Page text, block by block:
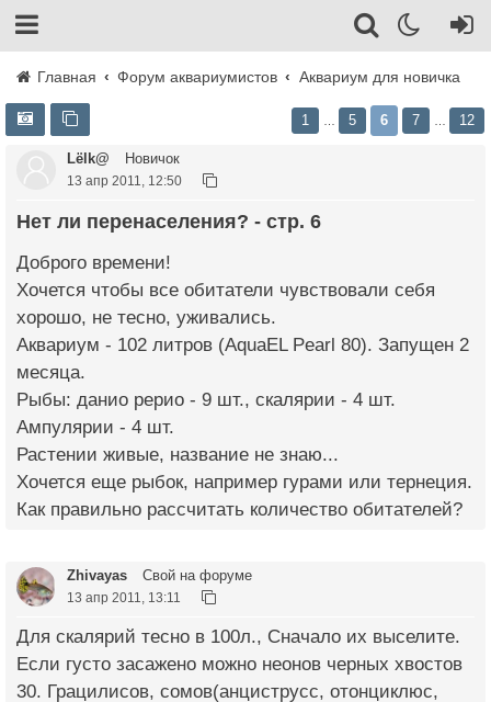
Главная Форум аквариумистов Аквариум для новичка
1 5 6 7 12
Lёlk@ Новичок
13 апр 2011, 12:50
Нет ли перенаселения? - стр. 6
Доброго времени!
Хочется чтобы все обитатели чувствовали себя
хорошо, не тесно, уживались.
Аквариум - 102 литров (AquaEL Pearl 80). Запущен 2
месяца.
Рыбы: данио рерио - 9 шт., скалярии - 4 шт.
Ампулярии - 4 шт.
Растении живые, название не знаю...
Хочется еще рыбок, например гурами или тернеция.
Как правильно рассчитать количество обитателей?
Zhivayas Свой на форуме
13 апр 2011, 13:11
Для скалярий тесно в 100л., Сначало их выселите.
Если густо засажено можно неонов черных хвостов
30. Грацилисов, сомов(анциструсс, отонциклюс,